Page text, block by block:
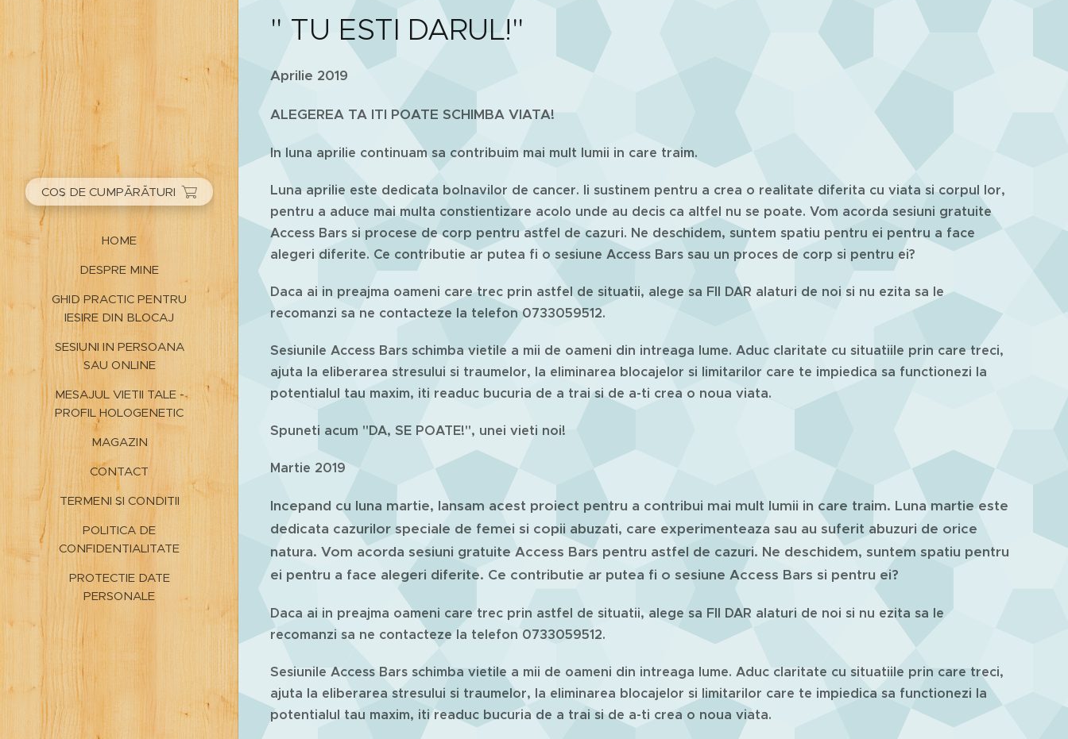
COȘ DE CUMPĂRĂTURI
HOME
DESPRE MINE
GHID PRACTIC PENTRU
IESIRE DIN BLOCAJ
SESIUNI IN PERSOANA
SAU ONLINE
MESAJUL VIETII TALE -
PROFIL HOLOGENETIC
MAGAZIN
CONTACT
TERMENI ȘI CONDIȚII
POLITICA DE
CONFIDENȚIALITATE
PROTECTIE DATE
PERSONALE
" TU ESTI DARUL!"
Aprilie 2019
ALEGEREA TA ITI POATE SCHIMBA VIATA!
In luna aprilie continuam sa contribuim mai mult lumii in care traim.
Luna aprilie este dedicata bolnavilor de cancer. Ii sustinem pentru a crea o realitate diferita cu viata si corpul lor,
pentru a aduce mai multa constientizare acolo unde au decis ca altfel nu se poate. Vom acorda sesiuni gratuite
Access Bars si procese de corp pentru astfel de cazuri. Ne deschidem, suntem spatiu pentru ei pentru a face
alegeri diferite. Ce contributie ar putea fi o sesiune Access Bars sau un proces de corp si pentru ei?
Daca ai in preajma oameni care trec prin astfel de situatii, alege sa FII DAR alaturi de noi si nu ezita sa le
recomanzi sa ne contacteze la telefon 0733059512.
Sesiunile Access Bars schimba vietile a mii de oameni din intreaga lume. Aduc claritate cu situatiile prin care treci,
ajuta la eliberarea stresului si traumelor, la eliminarea blocajelor si limitarilor care te impiedica sa functionezi la
potentialul tau maxim, iti readuc bucuria de a trai si de a-ti crea o noua viata.
Spuneti acum "DA, SE POATE!", unei vieti noi!
Martie 2019
Incepand cu luna martie, lansam acest proiect pentru a contribui mai mult lumii in care traim. Luna martie este
dedicata cazurilor speciale de femei si copii abuzati, care experimenteaza sau au suferit abuzuri de orice
natura. Vom acorda sesiuni gratuite Access Bars pentru astfel de cazuri. Ne deschidem, suntem spatiu pentru
ei pentru a face alegeri diferite. Ce contributie ar putea fi o sesiune Access Bars si pentru ei?
Daca ai in preajma oameni care trec prin astfel de situatii, alege sa FII DAR alaturi de noi si nu ezita sa le
recomanzi sa ne contacteze la telefon 0733059512.
Sesiunile Access Bars schimba vietile a mii de oameni din intreaga lume. Aduc claritate cu situatiile prin care treci,
ajuta la eliberarea stresului si traumelor, la eliminarea blocajelor si limitarilor care te impiedica sa functionezi la
potentialul tau maxim, iti readuc bucuria de a trai si de a-ti crea o noua viata.